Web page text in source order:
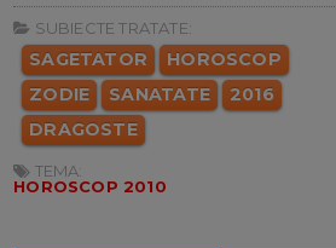
SUBIECTE TRATATE:
SAGETATOR
HOROSCOP
ZODIE
SANATATE
2016
DRAGOSTE
TEMA:
HOROSCOP 2010